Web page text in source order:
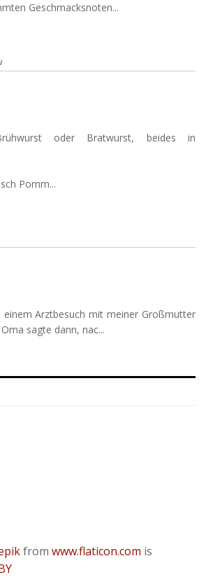
Geschmacksnoten...
oder Bratwurst, beides in
Pomm...
einem Arztbesuch mit meiner Großmutter
sagte dann, nac...
from www.flaticon.com is